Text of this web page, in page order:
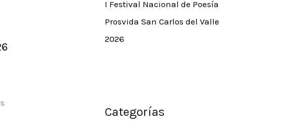
I Festival Nacional de Poesía
Prosvida San Carlos del Valle
2026
Categorías